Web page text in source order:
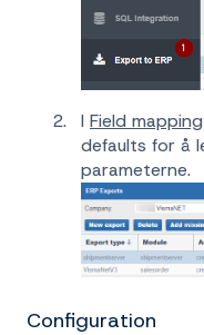
I Field mapping
defaults for å
parameterne.
Configuration